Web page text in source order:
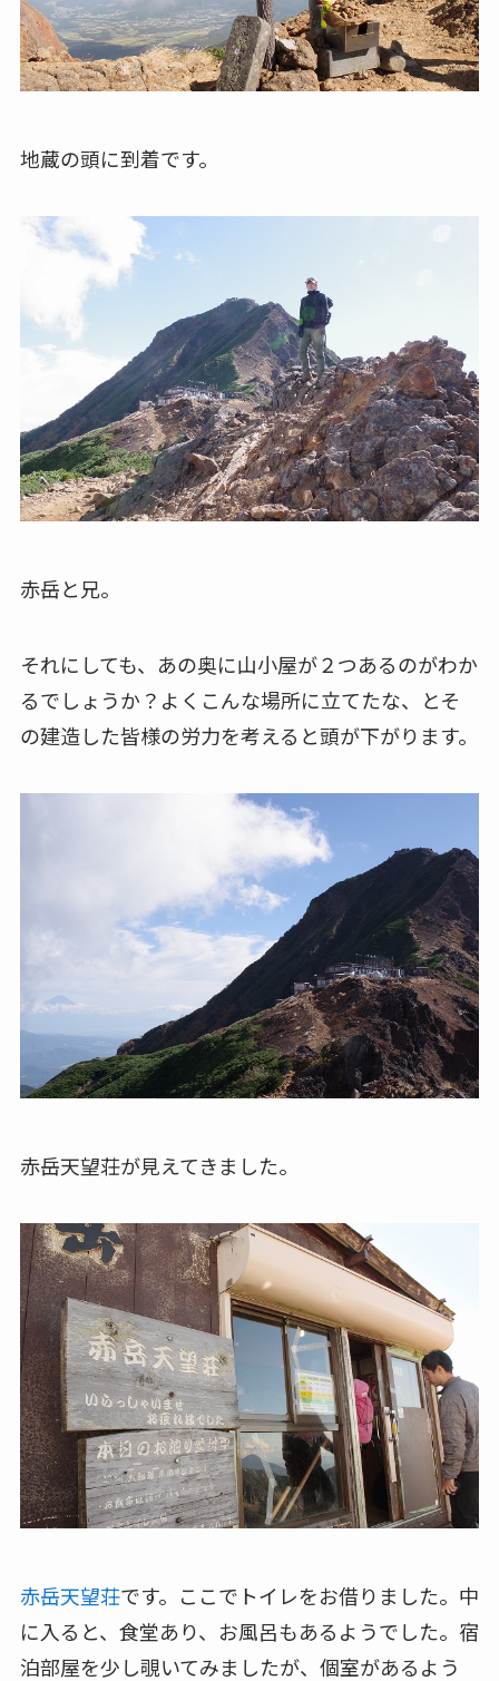
地蔵の頭に到着です。
赤岳と兄。
それにしても、あの奥に山小屋が２つあるのがわか
るでしょうか？よくこんな場所に立てたな、とそ
の建造した皆様の労力を考えると頭が下がります。
赤岳天望荘が見えてきました。
赤岳天望荘です。ここでトイレをお借りました。中
に入ると、食堂あり、お風呂もあるようでした。宿
泊部屋を少し覗いてみましたが、個室があるよう